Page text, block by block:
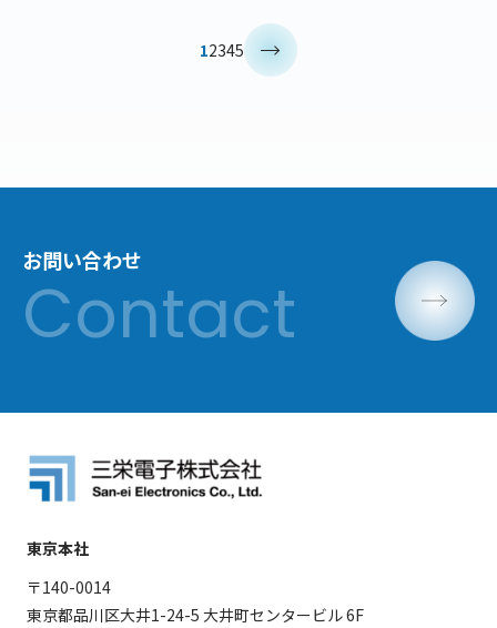
12345
お問い合わせ
東京本社
〒140-0014
東京都品川区大井1-24-5 大井町センタービル 6F